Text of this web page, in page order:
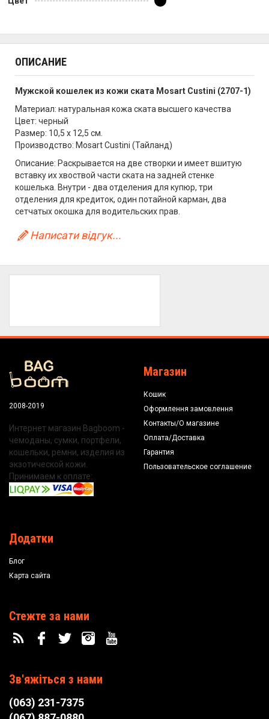
ОПИСАНИЕ
Мужской кошелек из кожи ската Mosart Custini (2707-1)
Материал: натуральная кожа ската высшего качества
Цвет: черный
Размер: 10,5 х 12,5 см.
Производство: Mosart Custini (Тайланд)
Описание: Раскрывается на две створки и имеет вшитую
вставку их хвоствой части ската на задней стенке
кошелька. Внутри - два отделения для купюр, три
отделения для кредиток, один потайной карман, два
сетчатых окошка для водительских прав.
Написати відгук...
2008-2019
Интернет магазин Bagboom -
чемоданы, сумки, портфели,
кошельки, ремни, изделия из
экзотической кожи.
Принимаем к оплате:
Магазин
Кошик
Оформлення замовлення
Контакты/О магазине
Оплата/Доставка
Гарантия
Пользовательское соглашение
Додатки
Блог
Карта сайта
Стежте за нами
Зв'яжіться з нами
(063) 231-7375